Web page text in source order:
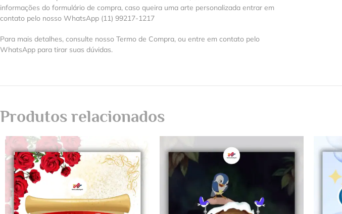
informações do formulário de compra, caso queira uma arte personalizada entrar em
contato pelo nosso WhatsApp (11) 99217-1217
Para mais detalhes, consulte nosso Termo de Compra, ou entre em contato pelo
WhatsApp para tirar suas dúvidas.
Produtos relacionados